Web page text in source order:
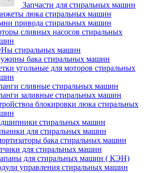
Запчасти для стиральных машин
люка стиральных машин
привода стиральных машин
сливных насосов стиральных
стиральных машин
бака стиральных машин
угольные для моторов стиральных
сливные стиральных машин
заливные стиральных машин
блокировки люка стиральных
стиральных машин
для стиральных машин
бака стиральных машин
для стиральных машин
для стиральных машин ( КЭН)
управления стиральных машин